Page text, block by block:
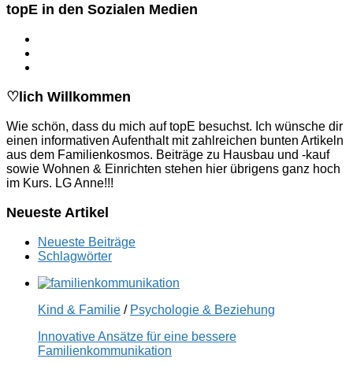
topE in den Sozialen Medien
♡lich Willkommen
Wie schön, dass du mich auf topE besuchst. Ich wünsche dir
einen informativen Aufenthalt mit zahlreichen bunten Artikeln
aus dem Familienkosmos. Beiträge zu Hausbau und -kauf
sowie Wohnen & Einrichten stehen hier übrigens ganz hoch
im Kurs. LG Anne!!!
Neueste Artikel
Neueste Beiträge
Schlagwörter
Kind & Familie / Psychologie & Beziehung
Innovative Ansätze für eine bessere
Familienkommunikation